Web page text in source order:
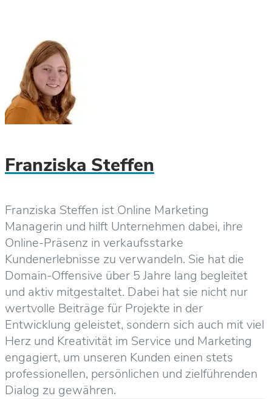
Franziska Steffen
Franziska Steffen ist Online Marketing
Managerin und hilft Unternehmen dabei, ihre
Online-Präsenz in verkaufsstarke
Kundenerlebnisse zu verwandeln. Sie hat die
Domain-Offensive über 5 Jahre lang begleitet
und aktiv mitgestaltet. Dabei hat sie nicht nur
wertvolle Beiträge für Projekte in der
Entwicklung geleistet, sondern sich auch mit viel
Herz und Kreativität im Service und Marketing
engagiert, um unseren Kunden einen stets
professionellen, persönlichen und zielführenden
Dialog zu gewähren.